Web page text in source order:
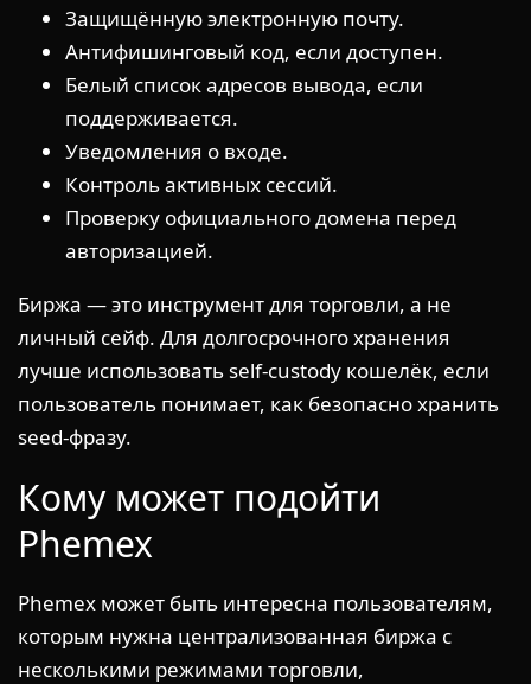
Защищённую электронную почту.
Антифишинговый код, если доступен.
Белый список адресов вывода, если
поддерживается.
Уведомления о входе.
Контроль активных сессий.
Проверку официального домена перед
авторизацией.
Биржа — это инструмент для торговли, а не
личный сейф. Для долгосрочного хранения
лучше использовать self-custody кошелёк, если
пользователь понимает, как безопасно хранить
seed-фразу.
Кому может подойти
Phemex
Phemex может быть интересна пользователям,
которым нужна централизованная биржа с
несколькими режимами торговли,